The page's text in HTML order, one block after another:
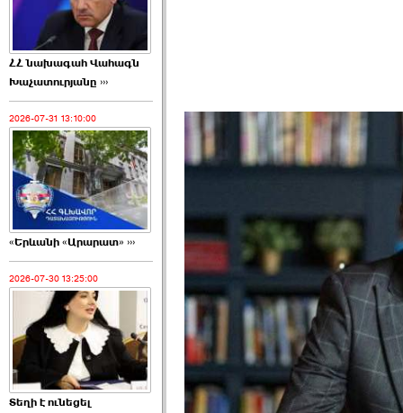
ՀՀ նախագահ Վահագն
Խաչատուրյանը ›››
2026-07-31 13:10:00
«Երևանի «Արարատ» ›››
2026-07-30 13:25:00
Տեղի է ունեցել